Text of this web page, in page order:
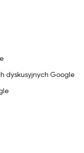
dyskusyjnych Google